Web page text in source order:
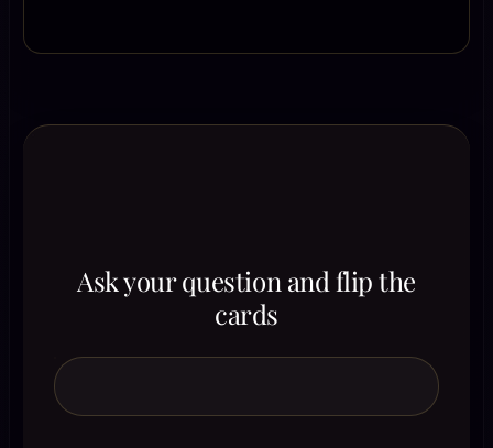
Ask your question and flip the
cards